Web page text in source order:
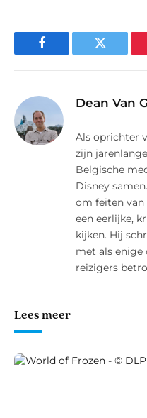
Facebook Twitter
Dean Van
Als oprichter
zijn
Belgische
Disney
om feiten van
een eerlijke,
kijken. Hij
met als enige
reizigers
Lees meer